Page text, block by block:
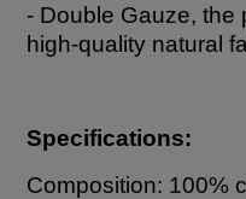
- Double Gauze, the
high-quality natural
Specifications:
Composition: 100%